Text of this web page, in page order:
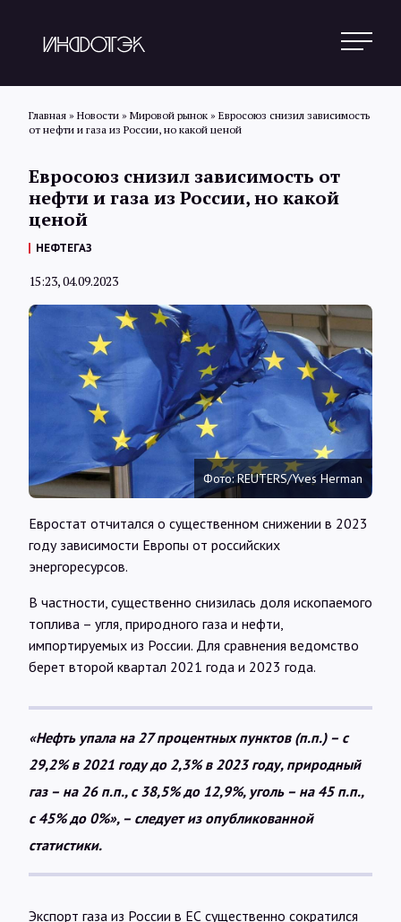
Обзоры
Интервью
Карты
О нас
@Infotek_Russia
Главная » Новости » Мировой рынок » Евросоюз снизил зависимость
от нефти и газа из России, но какой ценой
Евросоюз снизил зависимость от
нефти и газа из России, но какой
ценой
НЕФТЕГАЗ
15:23, 04.09.2023
Фото: REUTERS/Yves Herman
Евростат отчитался о существенном снижении в 2023
году зависимости Европы от российских
энергоресурсов.
В частности, существенно снизилась доля ископаемого
топлива – угля, природного газа и нефти,
импортируемых из России. Для сравнения ведомство
берет второй квартал 2021 года и 2023 года.
«Нефть упала на 27 процентных пунктов (п.п.) – с
29,2% в 2021 году до 2,3% в 2023 году, природный
газ – на 26 п.п., с 38,5% до 12,9%, уголь – на 45 п.п.,
с 45% до 0%», – следует из опубликованной
статистики.
Экспорт газа из России в ЕС существенно сократился